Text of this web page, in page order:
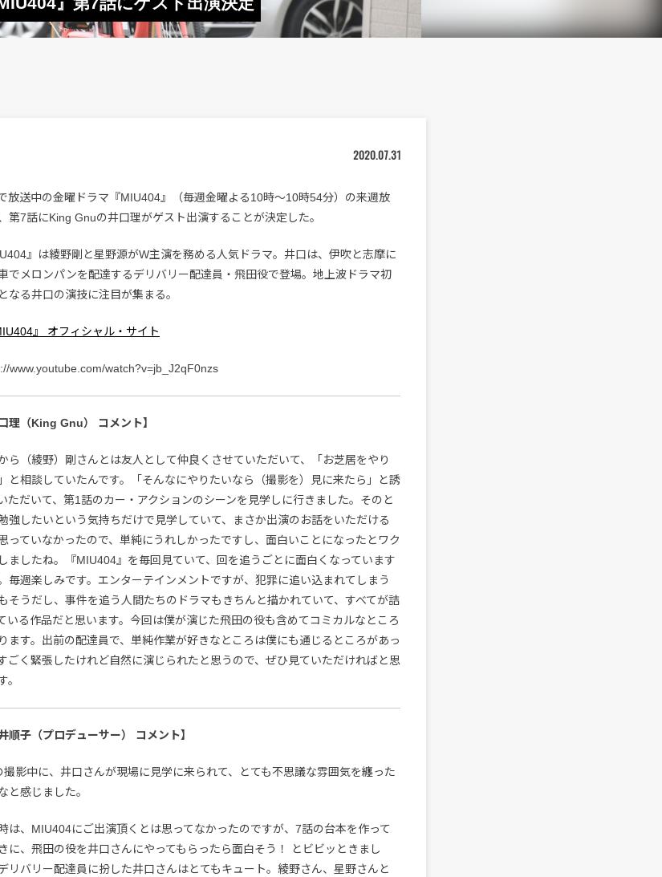
2020.07.31
放送中の金曜ドラマ『MIU404』（毎週金曜よる10時～10時54分）の来週放
第7話にKing Gnuの井口理がゲスト出演することが決定した。
』は綾野剛と星野源がW主演を務める人気ドラマ。井口は、伊吹と志摩に
でメロンパンを配達するデリバリー配達員・飛田役で登場。地上波ドラマ初
なる井口の演技に注目が集まる。
』 オフィシャル・サイト
www.youtube.com/watch?v=jb_J2qF0nzs
口理（King Gnu） コメント】
ら（綾野）剛さんとは友人として仲良くさせていただいて、「お芝居をやり
と相談していたんです。「そんなにやりたいなら（撮影を）見に来たら」と誘
ただいて、第1話のカー・アクションのシーンを見学しに行きました。そのと
強したいという気持ちだけで見学していて、まさか出演のお話をいただける
っていなかったので、単純にうれしかったですし、面白いことになったとワク
ましたね。『MIU404』を毎回見ていて、回を追うごとに面白くなっています
毎週楽しみです。エンターテインメントですが、犯罪に追い込まれてしまう
そうだし、事件を追う人間たちのドラマもきちんと描かれていて、すべてが詰
いる作品だと思います。今回は僕が演じた飛田の役も含めてコミカルなところ
ます。出前の配達員で、単純作業が好きなところは僕にも通じるところがあっ
ごく緊張したけれど自然に演じられたと思うので、ぜひ見ていただければと思
。
井順子（プロデューサー） コメント】
撮影中に、井口さんが現場に見学に来られて、とても不思議な雰囲気を纏った
と感じました。
は、MIU404にご出演頂くとは思ってなかったのですが、7話の台本を作って
に、飛田の役を井口さんにやってもらったら面白そう！ とビビッときまし
リバリー配達員に扮した井口さんはとてもキュート。綾野さん、星野さんと